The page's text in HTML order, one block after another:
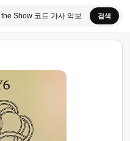
검색